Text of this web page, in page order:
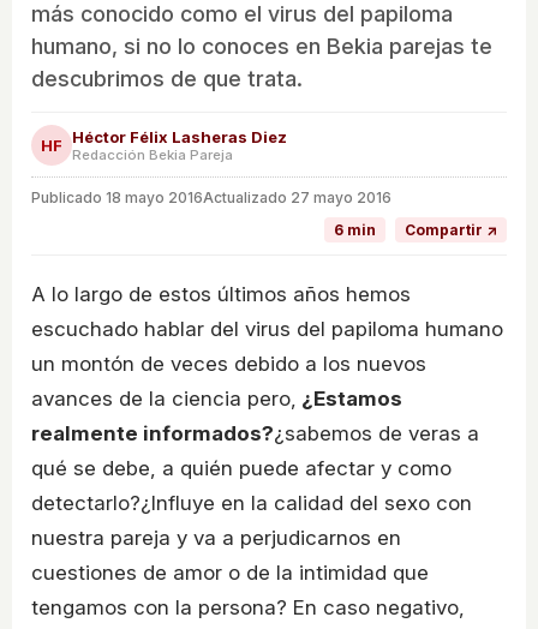
más conocido como el virus del papiloma
humano, si no lo conoces en Bekia parejas te
descubrimos de que trata.
HF Héctor Félix Lasheras Diez
Redacción Bekia Pareja
Publicado 18 mayo 2016Actualizado 27 mayo 2016
6 min
Compartir ↗
A lo largo de estos últimos años hemos
escuchado hablar del virus del papiloma humano
un montón de veces debido a los nuevos
avances de la ciencia pero, ¿Estamos
realmente informados?¿sabemos de veras a
qué se debe, a quién puede afectar y como
detectarlo?¿Influye en la calidad del sexo con
nuestra pareja y va a perjudicarnos en
cuestiones de amor o de la intimidad que
tengamos con la persona? En caso negativo,